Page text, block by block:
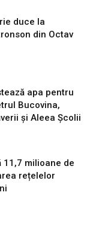
duce la
din Octav
apa pentru
Bucovina,
și Aleea Școlii
11,7 milioane de
rețelelor